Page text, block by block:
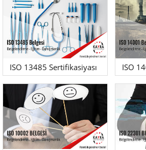
ISO 13485 Sertifikasiyası ISO